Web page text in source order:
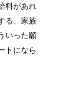
料があれ
る、家族
いった願
トになら